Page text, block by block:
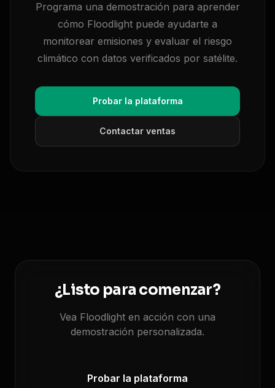
Programa una demostración para aprender
cómo Floodlight puede ayudarte a
monitorear emisiones y evaluar el riesgo
climático con datos verificados por satélite.
Probar la plataforma
Contactar ventas
¿Listo para comenzar?
Vea Floodlight en acción con una
demostración personalizada.
Probar la plataforma